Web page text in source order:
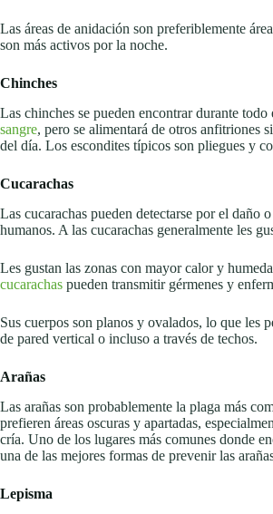
Las áreas de anidación son preferiblemente
son más activos por la noche.
Chinches
Las chinches se pueden encontrar durante
sangre, pero se alimentará de otros anfitriones
del día. Los escondites típicos son pliegues y
Cucarachas
Las cucarachas pueden detectarse por el daño
humanos. A las cucarachas generalmente les
Les gustan las zonas con mayor calor y
cucarachas pueden transmitir gérmenes y
Sus cuerpos son planos y ovalados, lo que les
de pared vertical o incluso a través de techos.
Arañas
Las arañas son probablemente la plaga más
prefieren áreas oscuras y apartadas,
cría. Uno de los lugares más comunes donde
una de las mejores formas de prevenir las
Lepisma